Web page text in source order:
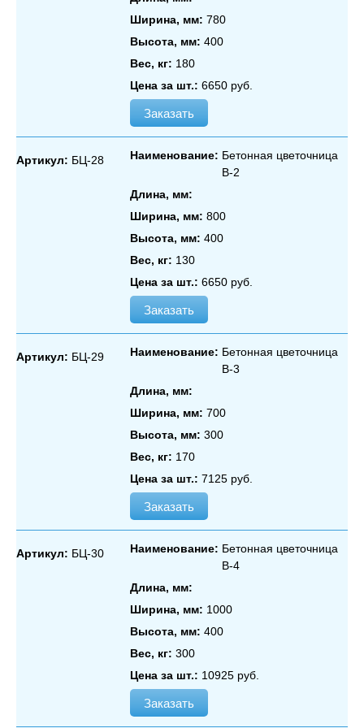
Ширина, мм: 780
Высота, мм: 400
Вес, кг: 180
Цена за шт.: 6650 руб.
Заказать
Артикул: БЦ-28 Наименование: Бетонная цветочница
В‑2
Длина, мм:
Ширина, мм: 800
Высота, мм: 400
Вес, кг: 130
Цена за шт.: 6650 руб.
Заказать
Артикул: БЦ-29 Наименование: Бетонная цветочница
В‑3
Длина, мм:
Ширина, мм: 700
Высота, мм: 300
Вес, кг: 170
Цена за шт.: 7125 руб.
Заказать
Артикул: БЦ-30 Наименование: Бетонная цветочница
В‑4
Длина, мм:
Ширина, мм: 1000
Высота, мм: 400
Вес, кг: 300
Цена за шт.: 10925 руб.
Заказать